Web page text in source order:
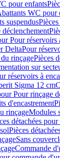
pour enfants
WC pour
suspendus
déclenchement
Pour réservoirs
DeltaPour
rinçagePièces
sur
réservoirs à
Sigma 12 cm
Pour rinçage
d'encastrement
rinçageModules
détachées
Pièces
Sans
Commande